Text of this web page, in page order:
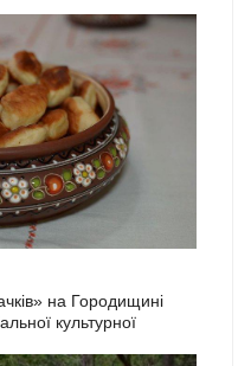
на Городищині
культурної